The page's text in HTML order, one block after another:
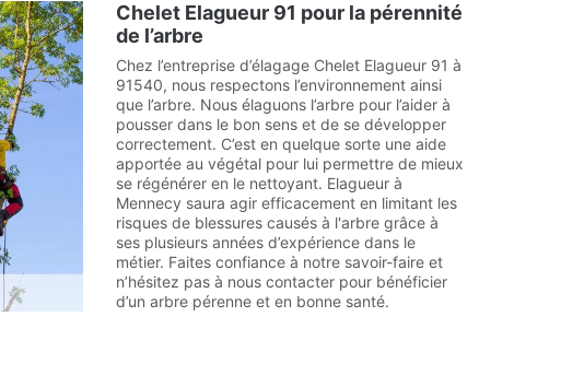
Chelet Elagueur 91 pour la pérennité
de l’arbre
Chez l’entreprise d’élagage Chelet Elagueur 91 à
91540, nous respectons l’environnement ainsi
que l’arbre. Nous élaguons l’arbre pour l’aider à
pousser dans le bon sens et de se développer
correctement. C’est en quelque sorte une aide
apportée au végétal pour lui permettre de mieux
se régénérer en le nettoyant. Elagueur à
Mennecy saura agir efficacement en limitant les
risques de blessures causés à l'arbre grâce à
ses plusieurs années d’expérience dans le
métier. Faites confiance à notre savoir-faire et
n’hésitez pas à nous contacter pour bénéficier
d’un arbre pérenne et en bonne santé.